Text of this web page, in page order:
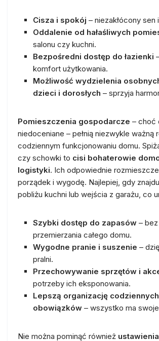
Cisza i spokój – niezakłócony sen
Oddalenie od hałaśliwych
salonu czy kuchni.
Bezpośredni dostęp do łazienki
komfort użytkowania.
Możliwość wydzielenia
dzieci i dorosłych – sprzyja
Pomieszczenia gospodarcze – choć
niedoceniane – pełnią niezwykle ważną
codziennym funkcjonowaniu domu.
czy schowki to cisi bohaterowie
logistyki. Ich odpowiednie
porządek i wygodę. Najlepiej, gdy
pobliżu kuchni lub wejścia z garażu, co
Szybki dostęp do zapasów –
przemierzania całego domu.
Wygodne pranie i suszenie –
pralni.
Przechowywanie sprzętów i
potrzeby ich eksponowania.
Lepszą organizację codziennych
obowiązków – wszystko ma
Nie można pominąć również ustawienia